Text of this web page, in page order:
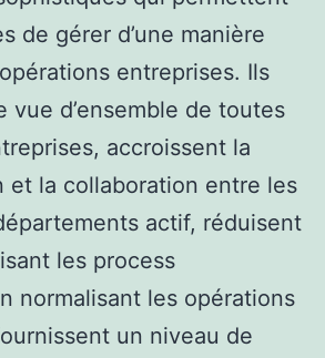
de gérer d’une manière
entreprises. Ils
vue d’ensemble de toutes
accroissent la
et la collaboration entre les
actif, réduisent
les process
normalisant les opérations
un niveau de